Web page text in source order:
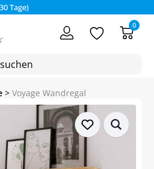
Tage)
0
> Voyage Wandregal